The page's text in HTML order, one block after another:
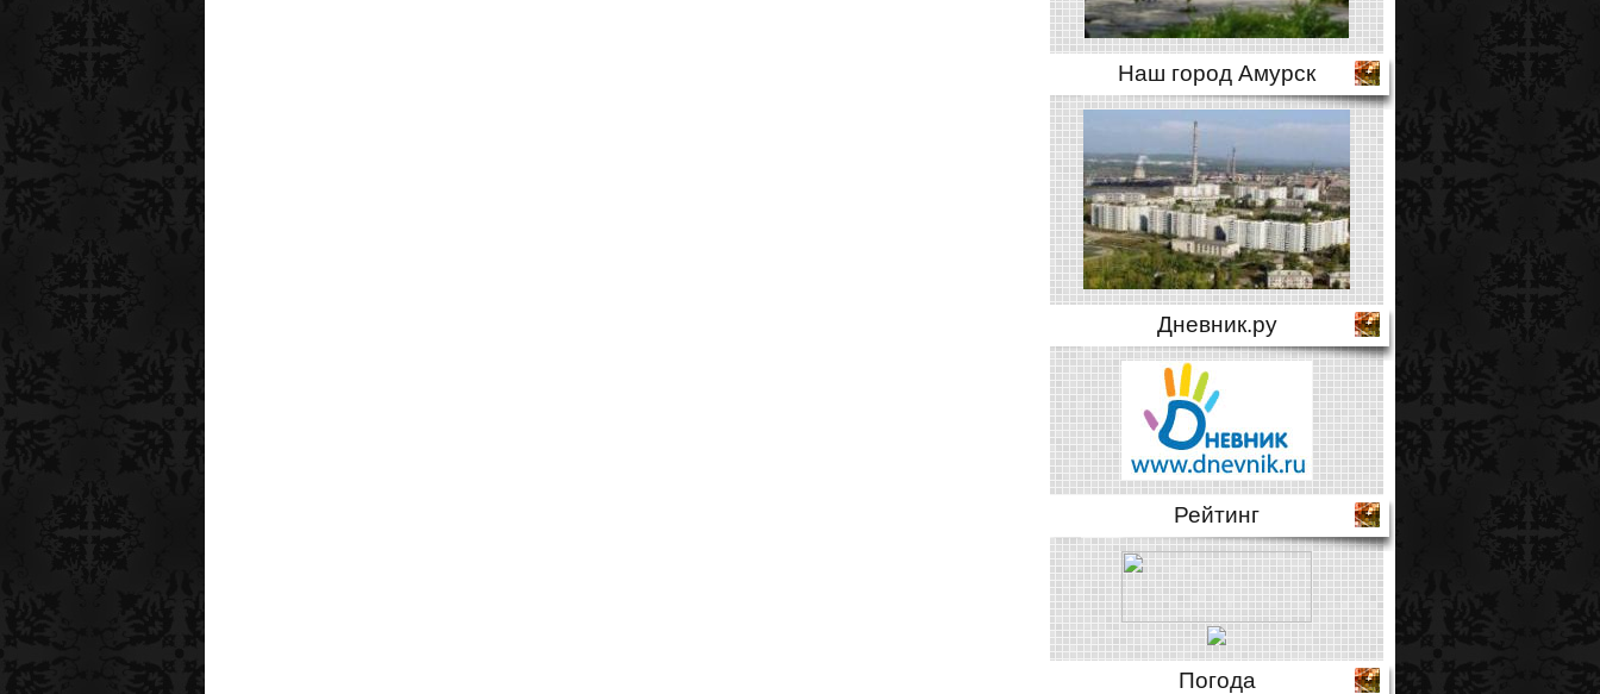
Наш город Амурск
Дневник.ру
Рейтинг
Погода